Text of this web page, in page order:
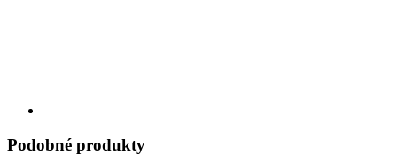
Podobné produkty